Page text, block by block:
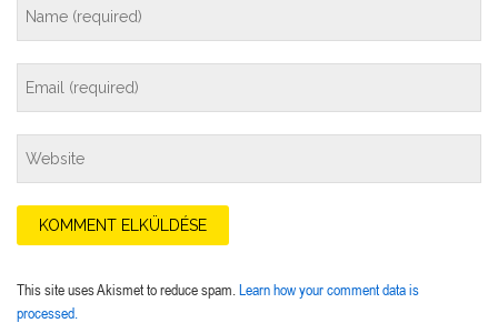
This site uses Akismet to reduce spam. Learn how your comment data is
processed.